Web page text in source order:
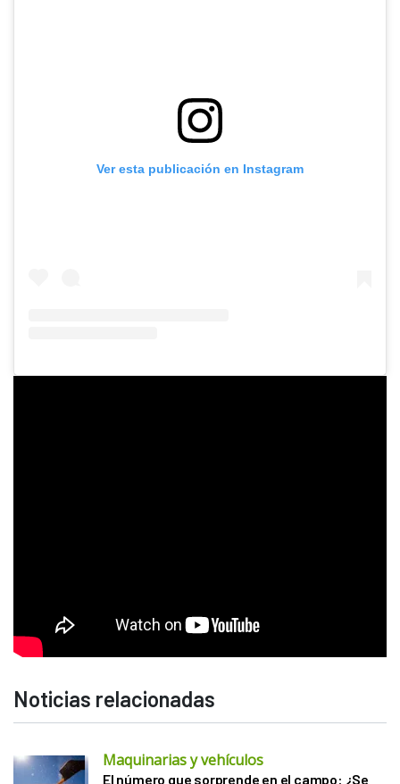
Ver esta publicación en Instagram
Noticias relacionadas
Maquinarias y vehículos
El número que sorprende en el campo: ¿Se